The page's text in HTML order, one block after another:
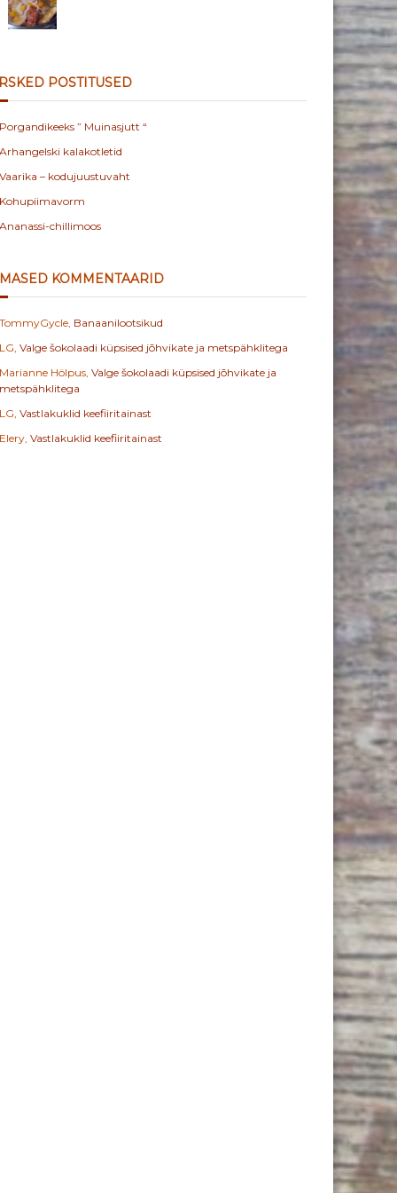
POSTITUSED
Porgandikeeks ” Muinasjutt “
Arhangelski kalakotletid
Vaarika – kodujuustuvaht
Kohupiimavorm
Ananassi-chillimoos
KOMMENTAARID
TommyGycle, Banaanilootsikud
LG, Valge šokolaadi küpsised jõhvikate ja metspähklitega
Marianne Hölpus, Valge šokolaadi küpsised jõhvikate ja
metspähklitega
LG, Vastlakuklid keefiiritainast
Elery, Vastlakuklid keefiiritainast